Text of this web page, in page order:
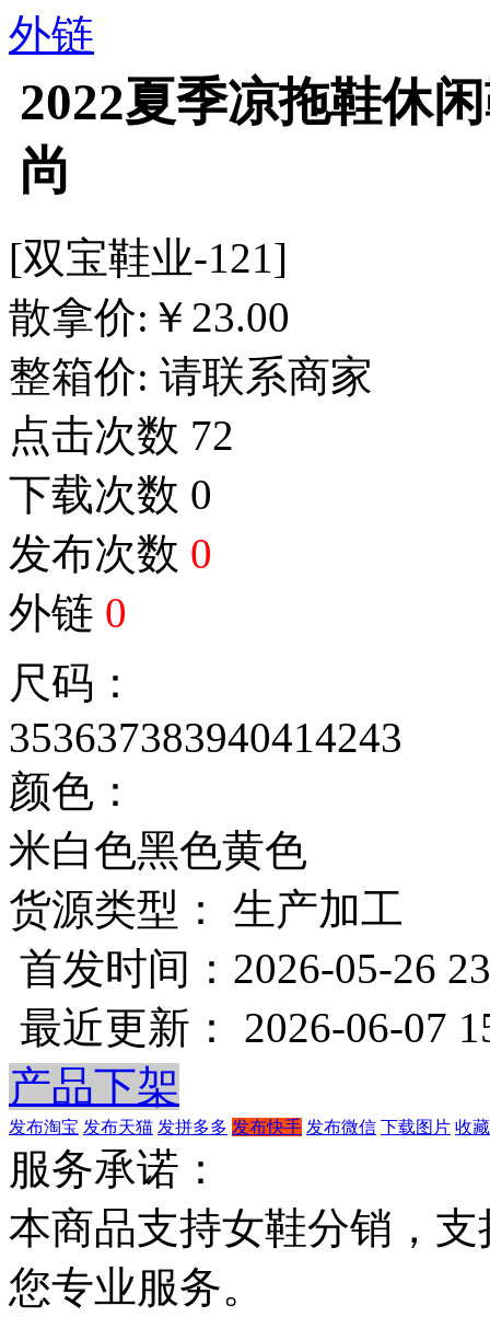
外链
2022夏季凉拖鞋休
尚
[双宝鞋业-121]
散拿价: ￥ 23.00
整箱价: 请联系商家
点击次数 72
下载次数 0
发布次数 0
外链 0
尺码：
353637383940414243
颜色：
米白色黑色黄色
货源类型： 生产加工
首发时间：2026-05-26
最近更新： 2026-06-07
产品下架
发布淘宝 发布天猫 发拼多多 发布快手 发布微信 下载图片 收
服务承诺：
本商品支持女鞋分销，
您专业服务。